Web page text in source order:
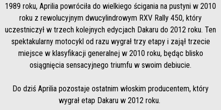
1989 roku, Aprilia powróciła do wielkiego ścigania na pustyni w 2010
roku z rewolucyjnym dwucylindrowym RXV Rally 450, który
uczestniczył w trzech kolejnych edycjach Dakaru do 2012 roku. Ten
spektakularny motocykl od razu wygrał trzy etapy i zajął trzecie
miejsce w klasyfikacji generalnej w 2010 roku, będąc blisko
osiągnięcia sensacyjnego triumfu w swoim debiucie.
Do dziś Aprilia pozostaje ostatnim włoskim producentem, który
wygrał etap Dakaru w 2012 roku.